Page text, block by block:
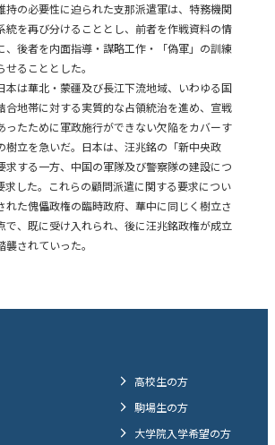
持の必要性に迫られた支那派遣軍は、特務機関
統を再び分けることとし、前者を作戦資料の情
、後者を内面指導・謀略工作・「偽軍」の訓練
ることとした。
本は華北・蒙疆及び長江下流地域、いわゆる国
合地帯に対する実質的な占領統治を進め、宣戦
ったために軍政施行ができない欠陥をカバーす
樹立を急いだ。日本は、汪兆銘の「新中央政
求する一方、中国の軍隊及び警察隊の建設につ
求した。これらの顧問派遣に関する要求につい
れた傀儡政権の臨時政府、華中に同じく樹立さ
で、既に受け入れられ、後に汪兆銘政権が成立
されていった。
高校生の方
駒場生の方
大学院入学希望の方